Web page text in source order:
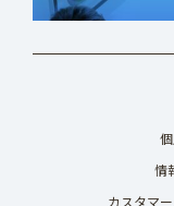
情
カスタマ